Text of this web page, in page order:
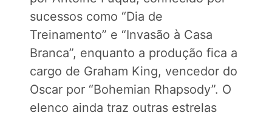
sucessos como “Dia de
Treinamento” e “Invasão à Casa
Branca”, enquanto a produção fica a
cargo de Graham King, vencedor do
Oscar por “Bohemian Rhapsody”. O
elenco ainda traz outras estrelas